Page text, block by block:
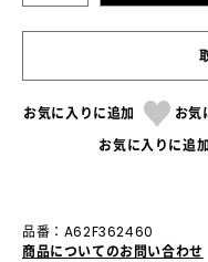
お気に入りに追加 お気
お気に入りに追加
品番：A62F362460
商品についてのお問い合わせ